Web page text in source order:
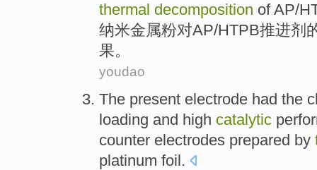
thermal decomposition of AP/
纳米金属粉对AP/HTPB推进剂
果。
youdao
The present electrode had the
loading and high catalytic
counter electrodes prepared by
platinum foil.